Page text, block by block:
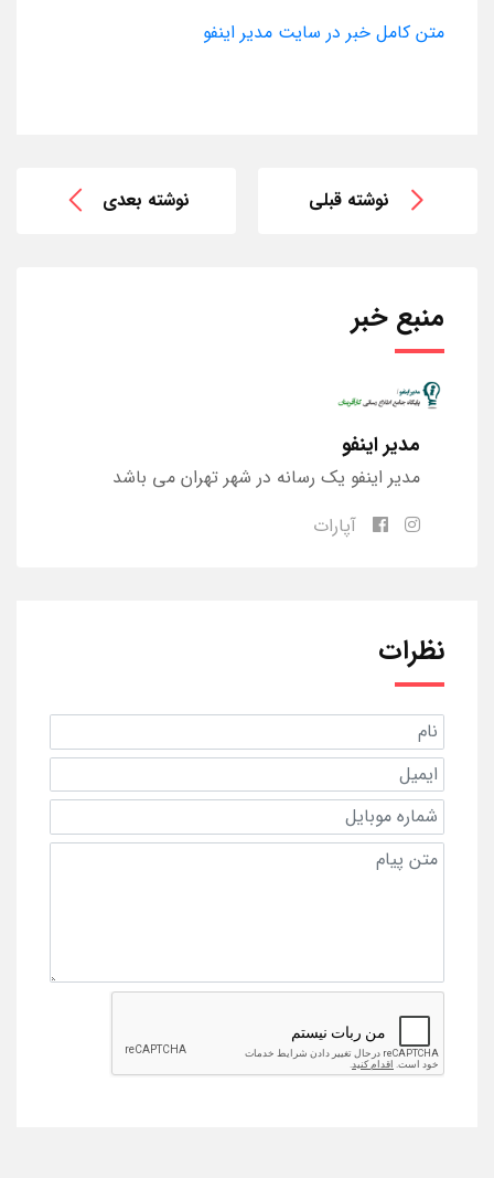
متن کامل خبر در سایت مدیر اینفو
نوشته قبلی نوشته بعدی
منبع خبر
مدیر اینفو
مدیر اینفو یک رسانه در شهر تهران می باشد
آپارات
نظرات